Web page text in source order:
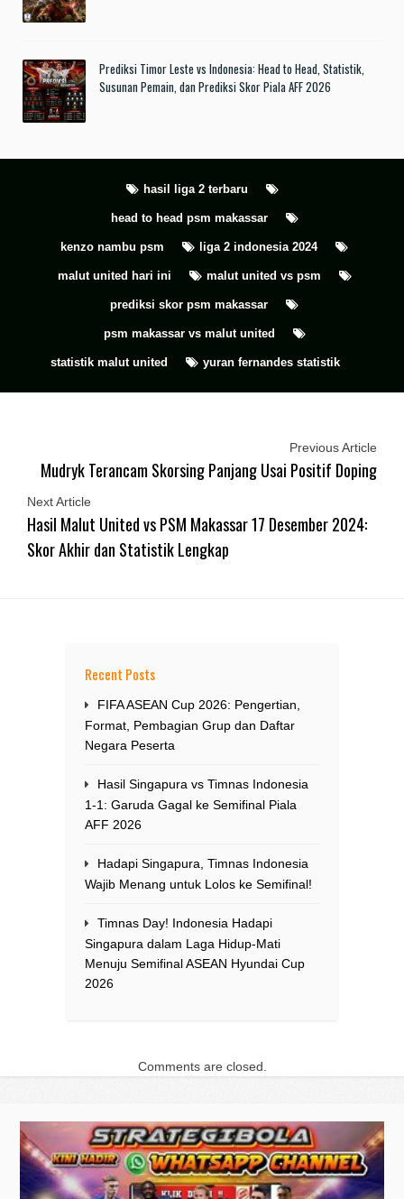
Prediksi Timor Leste vs Indonesia: Head to Head, Statistik,
Susunan Pemain, dan Prediksi Skor Piala AFF 2026
hasil liga 2 terbaru
head to head psm makassar
kenzo nambu psm liga 2 indonesia 2024
malut united hari ini malut united vs psm
prediksi skor psm makassar
psm makassar vs malut united
statistik malut united yuran fernandes statistik
Previous Article
Mudryk Terancam Skorsing Panjang Usai Positif Doping
Next Article
Hasil Malut United vs PSM Makassar 17 Desember 2024:
Skor Akhir dan Statistik Lengkap
Recent Posts
FIFA ASEAN Cup 2026: Pengertian,
Format, Pembagian Grup dan Daftar
Negara Peserta
Hasil Singapura vs Timnas Indonesia
1-1: Garuda Gagal ke Semifinal Piala
AFF 2026
Hadapi Singapura, Timnas Indonesia
Wajib Menang untuk Lolos ke Semifinal!
Timnas Day! Indonesia Hadapi
Singapura dalam Laga Hidup-Mati
Menuju Semifinal ASEAN Hyundai Cup
2026
Comments are closed.